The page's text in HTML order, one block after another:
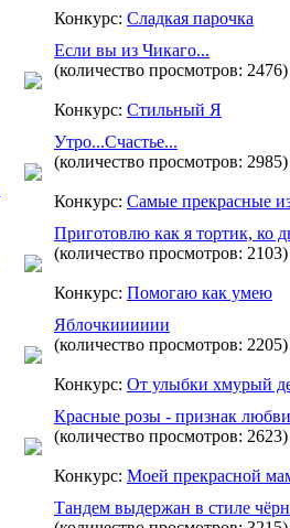
Конкурс: Сладкая парочка
Если вы из Чикаго...
(количество просмотров: 2476)
Конкурс: Стильный Я
Утро...Счастье...
(количество просмотров: 2985)
Конкурс: Самые прекрасные
Приготовлю как я тортик, ко
(количество просмотров: 2103)
Конкурс: Помогаю как умею
Яблочкииииии
(количество просмотров: 2205)
Конкурс: От улыбки хмурый
Красные розы - признак любви
(количество просмотров: 2623)
Конкурс: Моей прекрасной
Тандем выдержан в стиле